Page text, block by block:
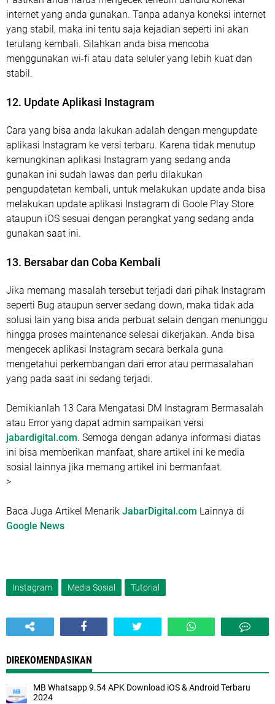
internet yang anda gunakan. Tanpa adanya koneksi internet
yang stabil, maka ini tentu saja kejadian seperti ini akan
terulang kembali. Silahkan anda bisa mencoba
menggunakan wi-fi atau data seluler yang lebih kuat dan
stabil.
12. Update Aplikasi Instagram
Cara yang bisa anda lakukan adalah dengan mengupdate
aplikasi Instagram ke versi terbaru. Karena tidak menutup
kemungkinan aplikasi Instagram yang sedang anda
gunakan ini sudah lawas dan perlu dilakukan
pengupdatetan kembali, untuk melakukan update anda bisa
melakukan update aplikasi Instagram di Goole Play Store
ataupun iOS sesuai dengan perangkat yang sedang anda
gunakan saat ini.
13. Bersabar dan Coba Kembali
Jika memang masalah tersebut terjadi dari pihak Instagram
seperti Bug ataupun server sedang down, maka tidak ada
solusi lain yang bisa anda perbuat selain dengan menunggu
hingga proses maintenance selesai dikerjakan. Anda bisa
mengecek aplikasi Instagram secara berkala guna
mengetahui perkembangan dari error atau permasalahan
yang pada saat ini sedang terjadi.
Demikianlah 13 Cara Mengatasi DM Instagram Bermasalah
atau Error yang dapat admin sampaikan versi
jabardigital.com. Semoga dengan adanya informasi diatas
ini bisa memberikan manfaat, share artikel ini ke media
sosial lainnya jika memang artikel ini bermanfaat.
>
Baca Juga Artikel Menarik JabarDigital.com Lainnya di
Google News
Instagram Media Sosial Tutorial
DIREKOMENDASIKAN
MB Whatsapp 9.54 APK Download iOS & Android Terbaru
2024